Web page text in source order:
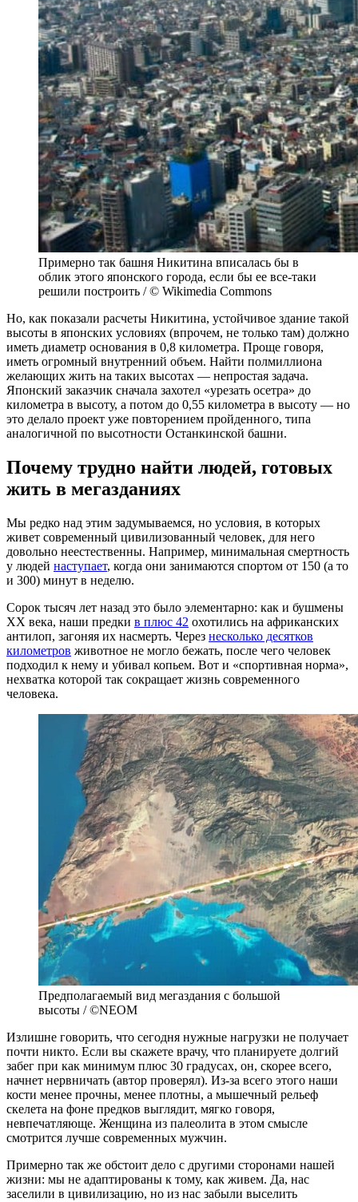
Примерно так башня Никитина вписалась бы в
облик этого японского города, если бы ее все-таки
решили построить / © Wikimedia Commons
Но, как показали расчеты Никитина, устойчивое здание такой
высоты в японских условиях (впрочем, не только там) должно
иметь диаметр основания в 0,8 километра. Проще говоря,
иметь огромный внутренний объем. Найти полмиллиона
желающих жить на таких высотах — непростая задача.
Японский заказчик сначала захотел «урезать осетра» до
километра в высоту, а потом до 0,55 километра в высоту — но
это делало проект уже повторением пройденного, типа
аналогичной по высотности Останкинской башни.
Почему трудно найти людей, готовых
жить в мегазданиях
Мы редко над этим задумываемся, но условия, в которых
живет современный цивилизованный человек, для него
довольно неестественны. Например, минимальная смертность
у людей наступает, когда они занимаются спортом от 150 (а то
и 300) минут в неделю.
Сорок тысяч лет назад это было элементарно: как и бушмены
XX века, наши предки в плюс 42 охотились на африканских
антилоп, загоняя их насмерть. Через несколько десятков
километров животное не могло бежать, после чего человек
подходил к нему и убивал копьем. Вот и «спортивная норма»,
нехватка которой так сокращает жизнь современного
человека.
Предполагаемый вид мегаздания с большой
высоты / ©NEOM
Излишне говорить, что сегодня нужные нагрузки не получает
почти никто. Если вы скажете врачу, что планируете долгий
забег при как минимум плюс 30 градусах, он, скорее всего,
начнет нервничать (автор проверял). Из-за всего этого наши
кости менее прочны, менее плотны, а мышечный рельеф
скелета на фоне предков выглядит, мягко говоря,
невпечатляюще. Женщина из палеолита в этом смысле
смотрится лучше современных мужчин.
Примерно так же обстоит дело с другими сторонами нашей
жизни: мы не адаптированы к тому, как живем. Да, нас
заселили в цивилизацию, но из нас забыли выселить